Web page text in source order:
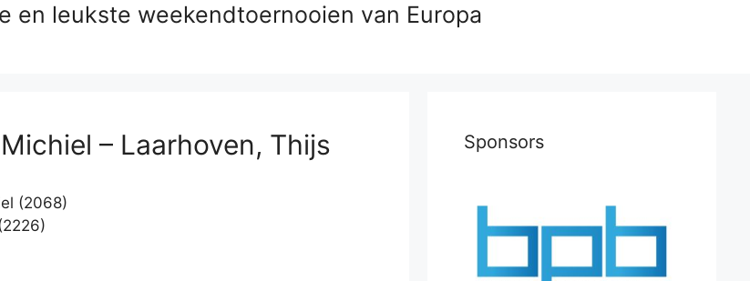
en leukste weekendtoernooien van Europa
– Laarhoven, Thijs
(2068)
Sponsors